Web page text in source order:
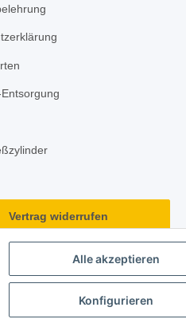
Vertrag widerrufen
Alle akzeptieren
Konfigurieren